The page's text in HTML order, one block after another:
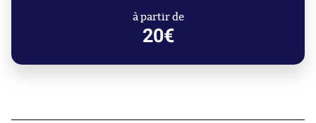
à partir de
20€